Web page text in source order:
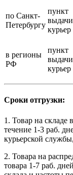
по Санкт-
Петербургу
пункт
выдачи
курьер
в регионы
РФ
пункт
выдачи
курьер
Сроки отгрузки:
1. Товар на складе
течение 1-3 раб.
курьерской
2. Товара на
товара 1-7 раб.